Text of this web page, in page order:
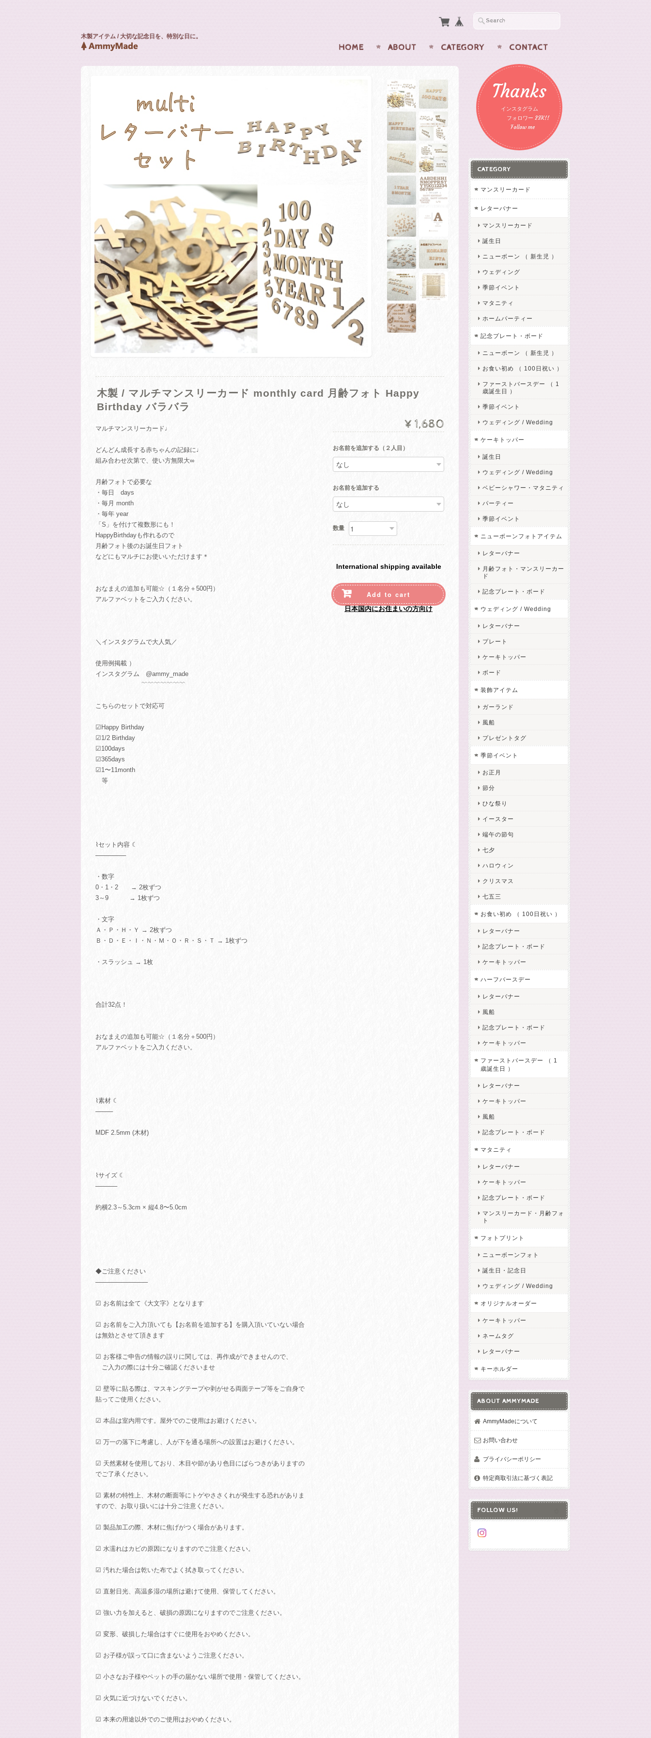
木製アイテム / 大切な記念日を、特別な日に。
HOME ABOUT CATEGORY CONTACT
木製 / マルチマンスリーカード monthly card 月齢フォト Happy
Birthday バラバラ
マルチマンスリーカード♩
どんどん成長する赤ちゃんの記録に♩
組み合わせ次第で、使い方無限大∞
月齢フォトで必要な
・毎日 days
・毎月 month
・毎年 year
「S」を付けて複数形にも！
HappyBirthdayも作れるので
月齢フォト後のお誕生日フォト
などにもマルチにお使いいただけます＊
おなまえの追加も可能☆（１名分＋500円）
アルファベットをご入力ください。
＼インスタグラムで大人気／
使用例掲載 ）
インスタグラム @ammy_made
﹌﹌﹌﹌﹌﹌﹌
こちらのセットで対応可
☑︎Happy Birthday
☑︎1/2 Birthday
☑︎100days
☑︎365days
☑︎1〜11month
等
⌇セット内容 ☾
───────
・数字
0・1・2 → 2枚ずつ
3～9 → 1枚ずつ
・文字
Ａ・Ｐ・Ｈ・Ｙ → 2枚ずつ
Ｂ・Ｄ・Ｅ・Ｉ・Ｎ・Ｍ・Ｏ・Ｒ・Ｓ・Ｔ → 1枚ずつ
・スラッシュ → 1枚
合計32点！
おなまえの追加も可能☆（１名分＋500円）
アルファベットをご入力ください。
⌇素材 ☾
────
MDF 2.5mm (木材)
⌇サイズ ☾
─────
約横2.3～5.3cm × 縦4.8〜5.0cm
◆ご注意ください
────────────
☑︎ お名前は全て《大文字》となります
☑︎ お名前をご入力頂いても【お名前を追加する】を購入頂いていない場合
は無効とさせて頂きます
☑ お客様ご申告の情報の誤りに関しては、再作成ができませんので、
ご入力の際には十分ご確認くださいませ
☑ 壁等に貼る際は、マスキングテープや剥がせる両面テープ等をご自身で
貼ってご使用ください。
☑ 本品は室内用です。屋外でのご使用はお避けください。
☑ 万一の落下に考慮し、人が下を通る場所への設置はお避けください。
☑ 天然素材を使用しており、木目や節があり色目にばらつきがありますの
でご了承ください。
☑ 素材の特性上、木材の断面等にトゲやささくれが発生する恐れがありま
すので、お取り扱いには十分ご注意ください。
☑ 製品加工の際、木材に焦げがつく場合があります。
☑ 水濡れはカビの原因になりますのでご注意ください。
☑ 汚れた場合は乾いた布でよく拭き取ってください。
☑ 直射日光、高温多湿の場所は避けて使用、保管してください。
☑ 強い力を加えると、破損の原因になりますのでご注意ください。
☑ 変形、破損した場合はすぐに使用をおやめください。
☑ お子様が誤って口に含まないようご注意ください。
☑ 小さなお子様やペットの手の届かない場所で使用・保管してください。
☑ 火気に近づけないでください。
☑ 本来の用途以外でのご使用はおやめください。
¥1,680
お名前を追加する（２人目）
お名前を追加する
数量
International shipping available
Add to cart
日本国内にお住まいの方向け
Thanks
インスタグラム
フォロワー 23K!!
Follow me
CATEGORY
マンスリーカード
レターバナー
マンスリーカード
誕生日
ニューボーン （ 新生児 ）
ウェディング
季節イベント
マタニティ
ホームパーティー
記念プレート・ボード
ニューボーン （ 新生児 ）
お食い初め （ 100日祝い ）
ファーストバースデー （ 1
歳誕生日 ）
季節イベント
ウェディング / Wedding
ケーキトッパー
誕生日
ウェディング / Wedding
ベビーシャワー・マタニティ
パーティー
季節イベント
ニューボーンフォトアイテム
レターバナー
月齢フォト・マンスリーカー
ド
記念プレート・ボード
ウェディング / Wedding
レターバナー
プレート
ケーキトッパー
ボード
装飾アイテム
ガーランド
風船
プレゼントタグ
季節イベント
お正月
節分
ひな祭り
イースター
端午の節句
七夕
ハロウィン
クリスマス
七五三
お食い初め （ 100日祝い ）
レターバナー
記念プレート・ボード
ケーキトッパー
ハーフバースデー
レターバナー
風船
記念プレート・ボード
ケーキトッパー
ファーストバースデー （ 1
歳誕生日 ）
レターバナー
ケーキトッパー
風船
記念プレート・ボード
マタニティ
レターバナー
ケーキトッパー
記念プレート・ボード
マンスリーカード・月齢フォ
ト
フォトプリント
ニューボーンフォト
誕生日・記念日
ウェディング / Wedding
オリジナルオーダー
ケーキトッパー
ネームタグ
レターバナー
キーホルダー
ABOUT AMMYMADE
AmmyMadeについて
お問い合わせ
プライバシーポリシー
特定商取引法に基づく表記
FOLLOW US!